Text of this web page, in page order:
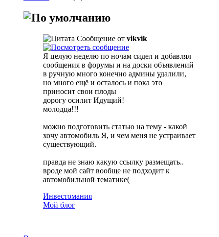
Сообщение от vikvik
Я целую неделю по ночам сидел и добавлял
сообщения в форумы и на доски объявлений
в ручную много конечно админы удалили,
но много ещё и осталось и пока это
приносит свои плоды
дорогу осилит Идущий!
молодца!!!
можно подготовить статью на тему - какой
хочу автомобиль Я, и чем меня не устраивает
существующий.
правда не знаю какую ссылку размещать..
вроде мой сайт вообще не подходит к
автомобильной тематике(
Инвестомания
Мой блог